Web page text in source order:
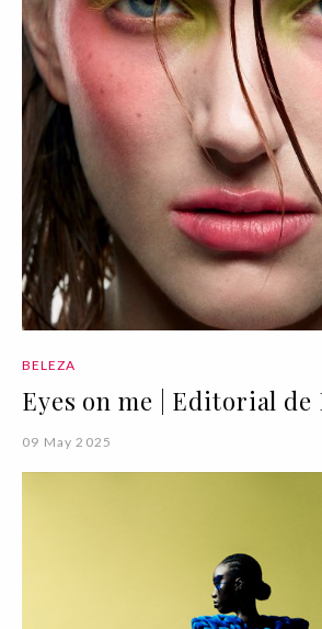
BELEZA
Eyes on me | Editorial de
09 May 2025